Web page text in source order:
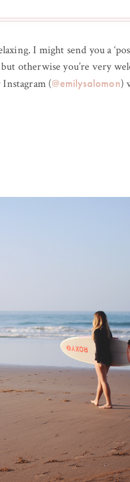
I might send you a
otherwise you’re very
Instagram (@emilysalomon)